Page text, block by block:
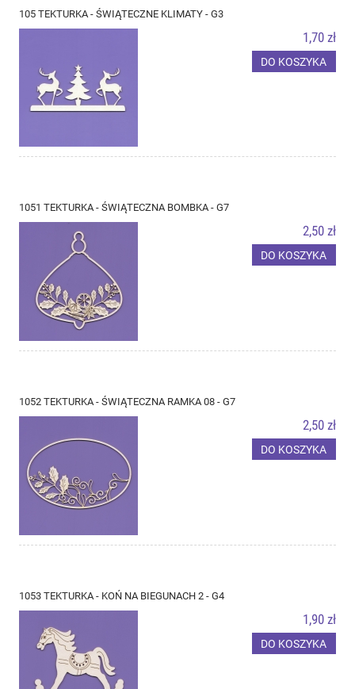
105 TEKTURKA - ŚWIĄTECZNE KLIMATY - G3
1,70 zł
DO KOSZYKA
1051 TEKTURKA - ŚWIĄTECZNA BOMBKA - G7
2,50 zł
DO KOSZYKA
1052 TEKTURKA - ŚWIĄTECZNA RAMKA 08 - G7
2,50 zł
DO KOSZYKA
1053 TEKTURKA - KOŃ NA BIEGUNACH 2 - G4
1,90 zł
DO KOSZYKA